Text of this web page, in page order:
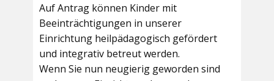
Auf Antrag können Kinder mit
Beeinträchtigungen in unserer
Einrichtung heilpädagogisch gefördert
und integrativ betreut werden.
Wenn Sie nun neugierig geworden sind